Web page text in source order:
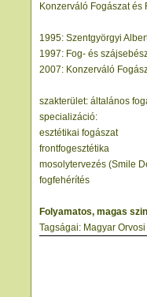
Konzerváló Fogászat
1995: Szentgyörgyi
1997: Fog- és
2007: Konzerváló
szakterület: általános
specializáció:
esztétikai fogászat
frontfogesztétika
mosolytervezés (Smile
fogfehérítés
Folyamatos, magas
Tagságai: Magyar